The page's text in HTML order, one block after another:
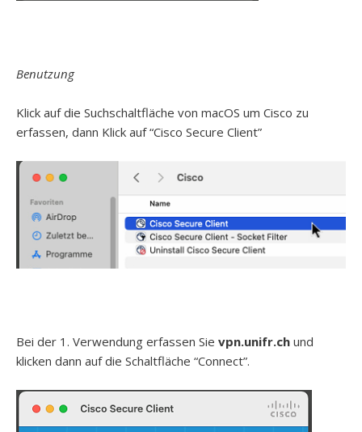
Benutzung
Klick auf die Suchschaltfläche von macOS um Cisco zu
erfassen, dann Klick auf “Cisco Secure Client”
Bei der 1. Verwendung erfassen Sie vpn.unifr.ch und
klicken dann auf die Schaltfläche “Connect”.